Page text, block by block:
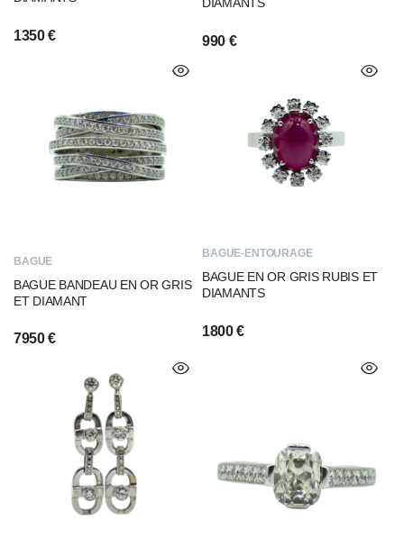
1350€ 990 €
BAGUE
BAGUE BANDEAU EN OR GRIS
ET DIAMANT
7950€
BAGUE-ENTOURAGE
BAGUE EN OR GRIS RUBIS ET
DIAMANTS
1800€